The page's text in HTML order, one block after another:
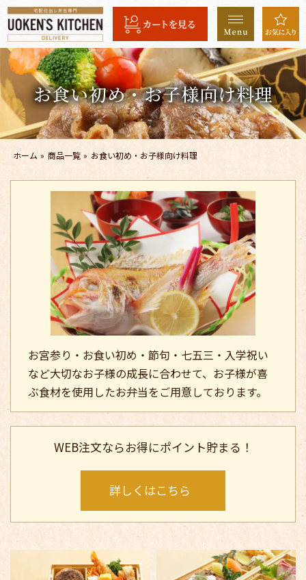
コ
ン
テ
ン
ツ
へ
ス
キ
プ
お食い初め・お子様向け料理
ホーム » 商品一覧 » お食い初め・お子様向け料理
お宮参り・お食い初め・節句・七五三・入学祝い
など大切なお子様の成長に合わせて、お子様が喜
ぶ食材を使用したお弁当をご用意しております。
WEB注文ならお得にポイント貯まる！
詳しくはこちら